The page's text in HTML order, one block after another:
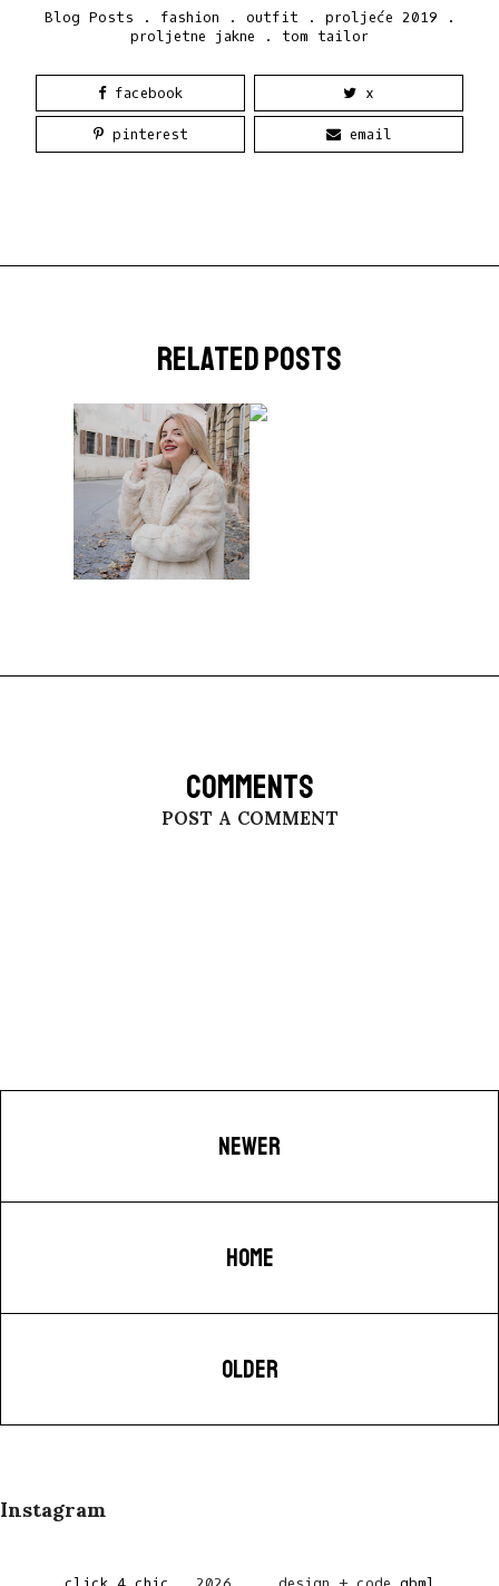
Blog Posts . fashion . outfit . proljeće 2019 .
proljetne jakne . tom tailor
facebook x
pinterest email
related posts
COMMENTS
POST A COMMENT
NEWER
HOME
OLDER
Instagram